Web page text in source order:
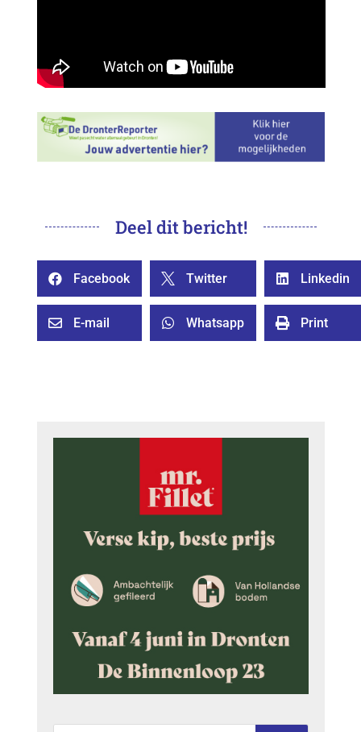
Deel dit bericht!
 Facebook  Twitter  Linkedin
 E-mail  Whatsapp  Print